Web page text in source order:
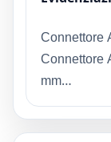
Connettore
Connettore
mm